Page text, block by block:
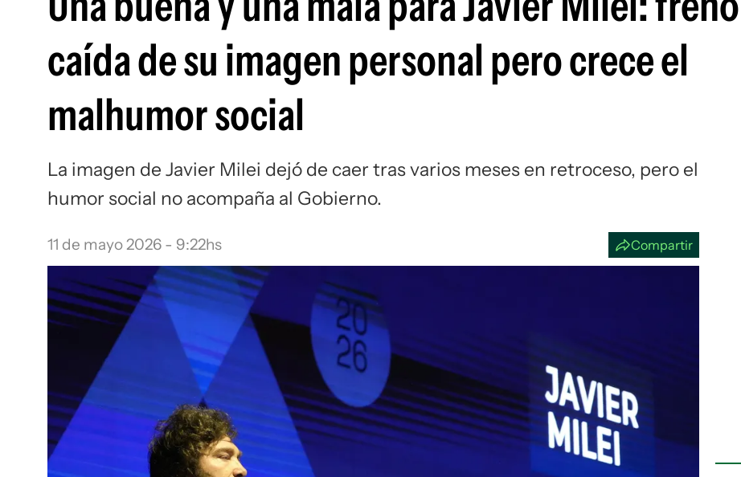
caída de su imagen personal pero crece el
malhumor social
La imagen de Javier Milei dejó de caer tras varios meses en retroceso, pero el
humor social no acompaña al Gobierno.
11 de mayo 2026 - 9:22hs Compartir